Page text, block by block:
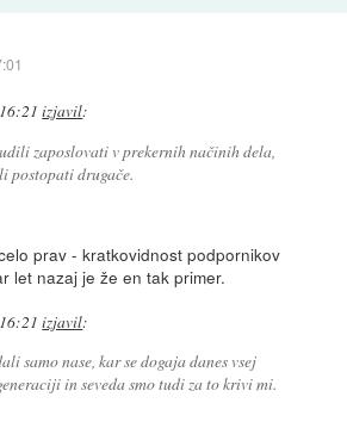
izjavil:
zaposlovati v prekernih načinih dela,
postopati drugače.
prav - kratkovidnost podpornikov
let nazaj je že en tak primer.
izjavil:
samo nase, kar se dogaja danes vsej
in seveda smo tudi za to krivi mi.